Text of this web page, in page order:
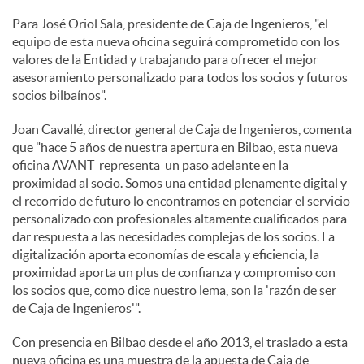
Para José Oriol Sala, presidente de Caja de Ingenieros, "el
equipo de esta nueva oficina seguirá comprometido con los
valores de la Entidad y trabajando para ofrecer el mejor
asesoramiento personalizado para todos los socios y futuros
socios bilbaínos".
Joan Cavallé, director general de Caja de Ingenieros, comenta
que "hace 5 años de nuestra apertura en Bilbao, esta nueva
oficina AVANT representa un paso adelante en la
proximidad al socio. Somos una entidad plenamente digital y
el recorrido de futuro lo encontramos en potenciar el servicio
personalizado con profesionales altamente cualificados para
dar respuesta a las necesidades complejas de los socios. La
digitalización aporta economías de escala y eficiencia, la
proximidad aporta un plus de confianza y compromiso con
los socios que, como dice nuestro lema, son la 'razón de ser
de Caja de Ingenieros'".
Con presencia en Bilbao desde el año 2013, el traslado a esta
nueva oficina es una muestra de la apuesta de Caja de